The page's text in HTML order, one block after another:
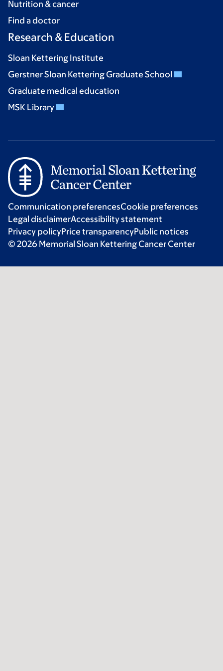
Nutrition & cancer
Find a doctor
Research & Education
Sloan Kettering Institute
Gerstner Sloan Kettering Graduate School
Graduate medical education
MSK Library
Communication preferencesCookie preferences
Legal disclaimerAccessibility statement
Privacy policyPrice transparencyPublic notices
© 2026 Memorial Sloan Kettering Cancer Center